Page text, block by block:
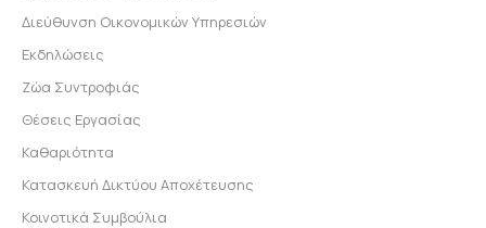
Διεύθυνση Οικονομικών Υπηρεσιών
Εκδηλώσεις
Ζώα Συντροφιάς
Θέσεις Εργασίας
Καθαριότητα
Κατασκευή Δικτύου Αποχέτευσης
Κοινοτικά Συμβούλια